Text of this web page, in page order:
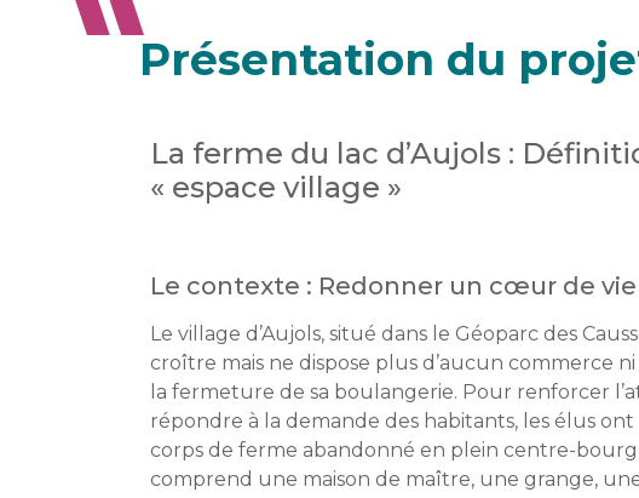
Présentation du
La ferme du lac d’Aujols :
« espace village »
Le contexte : Redonner un cœur de
Le village d’Aujols, situé dans le Géoparc des
croître mais ne dispose plus d’aucun commerce
la fermeture de sa boulangerie. Pour renforcer
répondre à la demande des habitants, les élus ont
corps de ferme abandonné en plein centre-
comprend une maison de maître, une grange,